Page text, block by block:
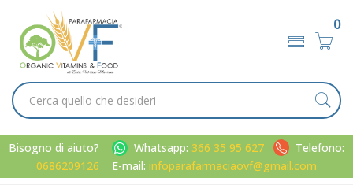
0
Bisogno di aiuto? Whatsapp: 366 35 95 627
Telefono:
0686209126
E-mail: infoparafarmaciaovf@gmail.com